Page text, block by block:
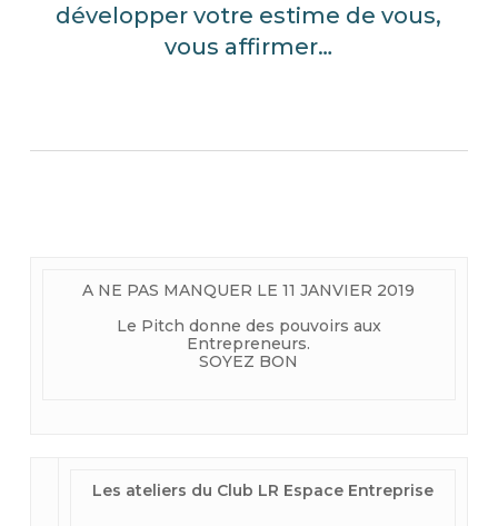
développer votre estime de vous,
vous affirmer…
A NE PAS MANQUER LE 11 JANVIER 2019
Le Pitch donne des pouvoirs aux
Entrepreneurs.
SOYEZ BON
Les ateliers du Club LR Espace Entreprise